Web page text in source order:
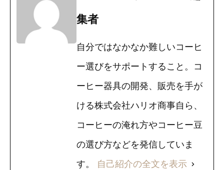
集者
自分ではなかなか難しいコーヒ
ー選びをサポートすること。コ
ーヒー器具の開発、販売を手が
ける株式会社ハリオ商事自ら、
コーヒーの淹れ方やコーヒー豆
の選び方などを発信していま
す。 自己紹介の全文を表示